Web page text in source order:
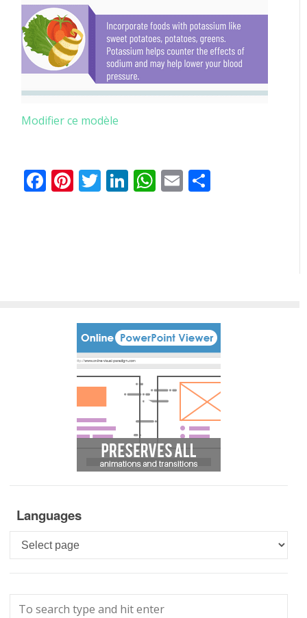
Modifier ce modèle
Facebook
Pinterest
Twitter
LinkedIn
WhatsApp
Email
Languages
Languages